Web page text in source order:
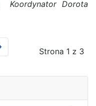
Koordynator Dorota
Strona 1 z 3